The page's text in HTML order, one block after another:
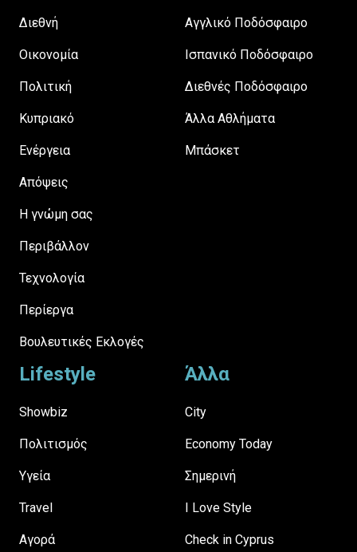
Διεθνή
Οικονομία
Πολιτική
Κυπριακό
Ενέργεια
Απόψεις
H γνώμη σας
Περιβάλλον
Τεχνολογία
Περίεργα
Βουλευτικές Εκλογές
Αγγλικό Ποδόσφαιρο
Ισπανικό Ποδόσφαιρο
Διεθνές Ποδόσφαιρο
Άλλα Αθλήματα
Μπάσκετ
Lifestyle
Showbiz
Πολιτισμός
Υγεία
Travel
Αγορά
Άλλα
City
Economy Today
Σημερινή
I Love Style
Check in Cyprus